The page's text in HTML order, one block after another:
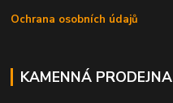
Ochrana osobních údajů
KAMENNÁ PRODEJNA